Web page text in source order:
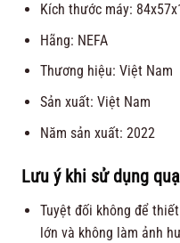
Kích thước máy:
Hãng: NEFA
Thương hiệu: Việt Nam
Sản xuất: Việt Nam
Năm sản xuất: 2022
Lưu ý khi sử dụng q
Tuyệt đối không để
lớn và không làm ảnh